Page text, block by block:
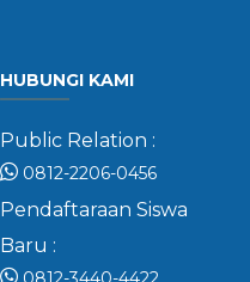
HUBUNGI KAMI
Public Relation :
0812-2206-0456
Pendaftaraan Siswa
Baru :